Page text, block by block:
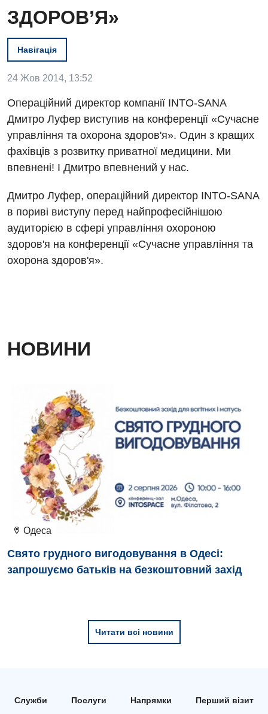
Вакансії
Заходи БПР
Інтернатура
Відгуки
Відео
Діагностика
Ангіографічні дослідження
Ендоскопічне відділення
Інструментальна діагностика
Комп’ютерна томографія
Мамографія
Нейросонографія
Рентгенографія
Безоплатні послуги
Вакцинація
Відділення інтенсивної терапії
Відділення кардіосудинної патології та неврології
Відділення невідкладних станів
Гастроентерологія
Гематологія
Гінекологічне відділення
Дерматовенерологія
Кардіологія
Відділ госпіталізації
Відділення кардіосудинної патології та неврології
Відділення невідкладних станів
Відділення інтенсивної терапії
Гінекологічне відділення
Денний стаціонар
Діагностичне відділення
Ендоскопічне відділення
Онкологічне відділлення
Урологічне відділення
Хірургічне відділення
Швидка медична допомога
Декларування
Лікування гострого інфаркту
Національний скринінг здоров’я 40+
ЗДОРОВ’Я»
Навігація
24 Жов 2014, 13:52
Операційний директор компанії INTO-SANA
Дмитро Луфер виступив на конференції «Сучасне
управління та охорона здоров'я». Один з кращих
фахівців з розвитку приватної медицини. Ми
впевнені! І Дмитро впевнений у нас.
Дмитро Луфер, операційний директор INTO-SANA
в пориві виступу перед найпрофесійнішою
аудиторією в сфері управління охороною
здоров'я на конференції «Сучасне управління та
охорона здоров'я».
НОВИНИ
Одеса
Свято грудного вигодовування в Одесі:
запрошуємо батьків на безкоштовний захід
Читати всі новини
Служби Послуги Напрямки Перший візит